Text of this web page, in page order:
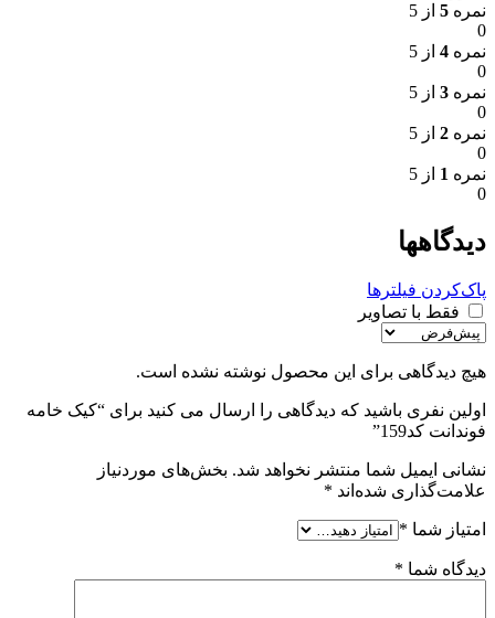
نمره 5 از 5
0
نمره 4 از 5
0
نمره 3 از 5
0
نمره 2 از 5
0
نمره 1 از 5
0
دیدگاهها
پاک‌کردن فیلترها
فقط با تصاویر
هیچ دیدگاهی برای این محصول نوشته نشده است.
اولین نفری باشید که دیدگاهی را ارسال می کنید برای “کیک خامه
فوندانت کد159”
نشانی ایمیل شما منتشر نخواهد شد. بخش‌های موردنیاز
علامت‌گذاری شده‌اند *
امتیاز شما *
دیدگاه شما *